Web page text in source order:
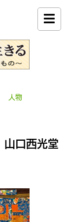
人物
口西光堂